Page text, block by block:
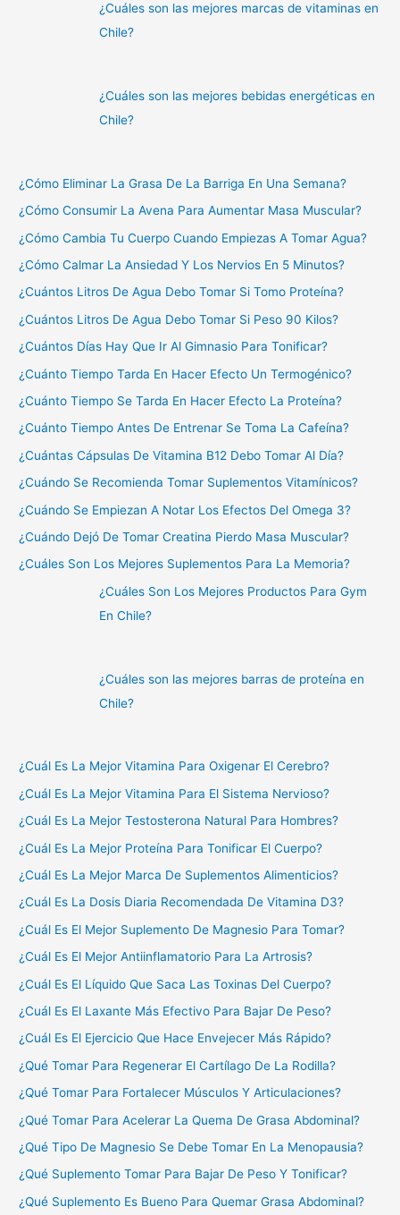
¿Cuáles son las mejores marcas de vitaminas en
Chile?
¿Cuáles son las mejores bebidas energéticas en
Chile?
¿Cómo Eliminar La Grasa De La Barriga En Una Semana?
¿Cómo Consumir La Avena Para Aumentar Masa Muscular?
¿Cómo Cambia Tu Cuerpo Cuando Empiezas A Tomar Agua?
¿Cómo Calmar La Ansiedad Y Los Nervios En 5 Minutos?
¿Cuántos Litros De Agua Debo Tomar Si Tomo Proteína?
¿Cuántos Litros De Agua Debo Tomar Si Peso 90 Kilos?
¿Cuántos Días Hay Que Ir Al Gimnasio Para Tonificar?
¿Cuánto Tiempo Tarda En Hacer Efecto Un Termogénico?
¿Cuánto Tiempo Se Tarda En Hacer Efecto La Proteína?
¿Cuánto Tiempo Antes De Entrenar Se Toma La Cafeína?
¿Cuántas Cápsulas De Vitamina B12 Debo Tomar Al Día?
¿Cuándo Se Recomienda Tomar Suplementos Vitamínicos?
¿Cuándo Se Empiezan A Notar Los Efectos Del Omega 3?
¿Cuándo Dejó De Tomar Creatina Pierdo Masa Muscular?
¿Cuáles Son Los Mejores Suplementos Para La Memoria?
¿Cuáles Son Los Mejores Productos Para Gym
En Chile?
¿Cuáles son las mejores barras de proteína en
Chile?
¿Cuál Es La Mejor Vitamina Para Oxigenar El Cerebro?
¿Cuál Es La Mejor Vitamina Para El Sistema Nervioso?
¿Cuál Es La Mejor Testosterona Natural Para Hombres?
¿Cuál Es La Mejor Proteína Para Tonificar El Cuerpo?
¿Cuál Es La Mejor Marca De Suplementos Alimenticios?
¿Cuál Es La Dosis Diaria Recomendada De Vitamina D3?
¿Cuál Es El Mejor Suplemento De Magnesio Para Tomar?
¿Cuál Es El Mejor Antiinflamatorio Para La Artrosis?
¿Cuál Es El Líquido Que Saca Las Toxinas Del Cuerpo?
¿Cuál Es El Laxante Más Efectivo Para Bajar De Peso?
¿Cuál Es El Ejercicio Que Hace Envejecer Más Rápido?
¿Qué Tomar Para Regenerar El Cartílago De La Rodilla?
¿Qué Tomar Para Fortalecer Músculos Y Articulaciones?
¿Qué Tomar Para Acelerar La Quema De Grasa Abdominal?
¿Qué Tipo De Magnesio Se Debe Tomar En La Menopausia?
¿Qué Suplemento Tomar Para Bajar De Peso Y Tonificar?
¿Qué Suplemento Es Bueno Para Quemar Grasa Abdominal?